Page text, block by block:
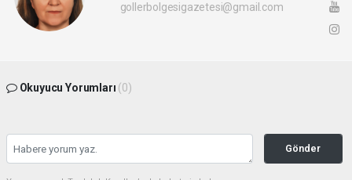
gollerbolgesigazetesi@gmail.com
Okuyucu Yorumları (0)
Gönder